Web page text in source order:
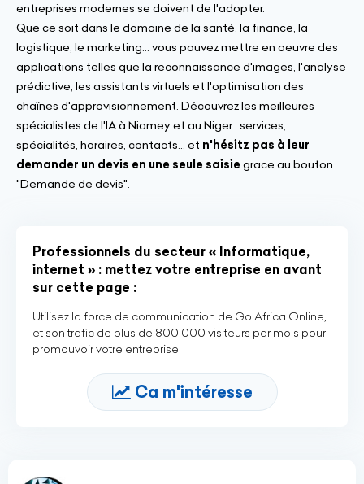
entreprises modernes se doivent de l'adopter.
Que ce soit dans le domaine de la santé, la finance, la
logistique, le marketing... vous pouvez mettre en oeuvre des
applications telles que la reconnaissance d'images, l'analyse
prédictive, les assistants virtuels et l'optimisation des
chaînes d'approvisionnement. Découvrez les meilleures
spécialistes de l'IA à Niamey et au Niger : services,
spécialités, horaires, contacts... et n'hésitz pas à leur
demander un devis en une seule saisie grace au bouton
"Demande de devis".
Professionnels du secteur « Informatique,
internet » : mettez votre entreprise en avant
sur cette page :
Utilisez la force de communication de Go Africa Online,
et son trafic de plus de 800 000 visiteurs par mois pour
promouvoir votre entreprise
Ca m'intéresse